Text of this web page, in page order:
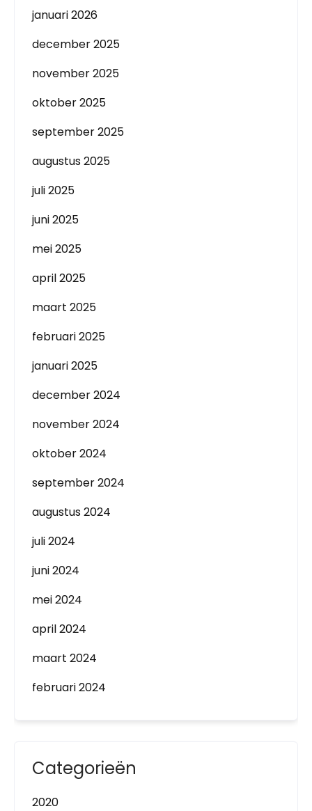
januari 2026
december 2025
november 2025
oktober 2025
september 2025
augustus 2025
juli 2025
juni 2025
mei 2025
april 2025
maart 2025
februari 2025
januari 2025
december 2024
november 2024
oktober 2024
september 2024
augustus 2024
juli 2024
juni 2024
mei 2024
april 2024
maart 2024
februari 2024
Categorieën
2020